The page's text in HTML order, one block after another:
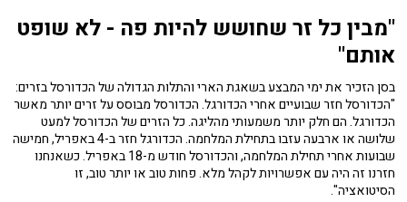
"מבין כל זר שחושש להיות פה - לא שופט
אותם"
בסן הזכיר את ימי המבצע בשאגת הארי והתלות הגדולה של הכדורסל בזרים:
"הכדורסל חזר שבועיים אחרי הכדורגל. הכדורסל מבוסס על זרים יותר מאשר
הכדורגל. הם חלק יותר משמעותי מהליגה. כל הזרים של הכדורסל למעט
שלושה או ארבעה עזבו בתחילת המלחמה. הכדורגל חזר ב-4 באפריל, חמישה
שבועות אחרי תחילת המלחמה, והכדורסל חודש מ-18 באפריל. כשאנחנו
חזרנו זה היה עם אפשרויות לקהל מלא. פחות טוב או יותר טוב, זו
הסיטואציה".